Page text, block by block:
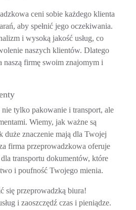
ceni sobie każdego klienta
aby spełnić jego oczekiwania.
i wysoką jakość usług, co
naszych klientów. Dlatego
naszą firmę swoim znajomym i
tylko pakowanie i transport, ale
Wiemy, jak ważne są
duże znaczenie mają dla Twojej
firma przeprowadzkowa oferuje
transportu dokumentów, które
i poufność Twojego mienia.
się przeprowadzką biura!
i zaoszczędź czas i pieniądze.